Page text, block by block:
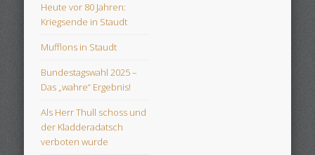
Heute vor 80 Jahren:
Kriegsende in Staudt
Mufflons in Staudt
Bundestagswahl 2025 –
Das „wahre“ Ergebnis!
Als Herr Thull schoss und
der Kladderadatsch
verboten wurde